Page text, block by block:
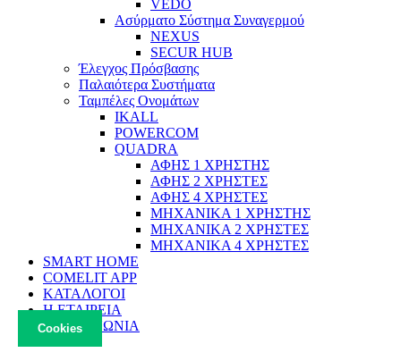
VEDO
Ασύρματο Σύστημα Συναγερμού
NEXUS
SECUR HUB
Έλεγχος Πρόσβασης
Παλαιότερα Συστήματα
Ταμπέλες Ονομάτων
IKALL
POWERCOM
QUADRA
ΑΦΗΣ 1 ΧΡΗΣΤΗΣ
ΑΦΗΣ 2 ΧΡΗΣΤΕΣ
ΑΦΗΣ 4 ΧΡΗΣΤΕΣ
ΜΗΧΑΝΙΚΑ 1 ΧΡΗΣΤΗΣ
ΜΗΧΑΝΙΚΑ 2 ΧΡΗΣΤΕΣ
ΜΗΧΑΝΙΚΑ 4 ΧΡΗΣΤΕΣ
SMART HOME
COMELIT APP
ΚΑΤΑΛΟΓΟΙ
Η ΕΤΑΙΡΕΙΑ
ΕΠΙΚΟΙΝΩΝΙΑ
Cookies